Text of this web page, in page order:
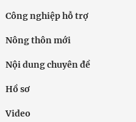
Công nghiệp hỗ trợ
Nông thôn mới
Nội dung chuyên đề
Hồ sơ
Video